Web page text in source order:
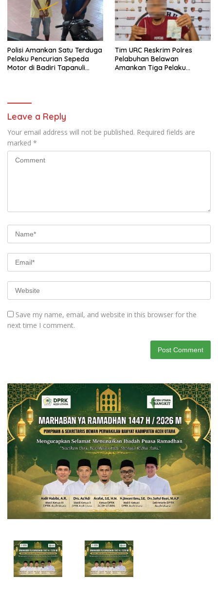
Polisi Amankan Satu Terduga
Pelaku Pencurian Sepeda
Motor di Badiri Tapanuli
Tim URC Reskrim Polres
Pelabuhan Belawan
Amankan Tiga Pelaku
Leave a Reply
Your email address will not be published. Required fields are
marked *
Save my name, email, and website in this browser for the
next time I comment.